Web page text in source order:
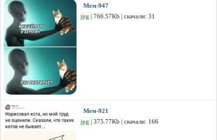
Мем-947
jpg | 766.57Kb | скачали: 31
Мем-921
jpg | 375.77Kb | скачали: 166